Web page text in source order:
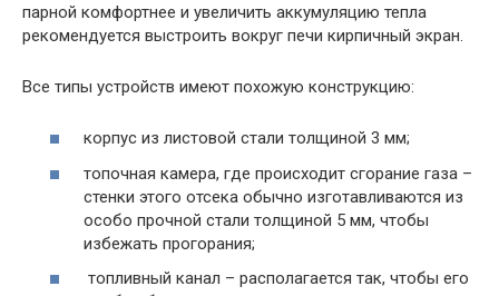
парной комфортнее и увеличить аккумуляцию тепла
рекомендуется выстроить вокруг печи кирпичный экран.
Все типы устройств имеют похожую конструкцию:
корпус из листовой стали толщиной 3 мм;
топочная камера, где происходит сгорание газа –
стенки этого отсека обычно изготавливаются из
особо прочной стали толщиной 5 мм, чтобы
избежать прогорания;
топливный канал – располагается так, чтобы его